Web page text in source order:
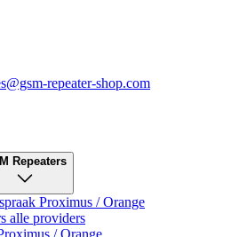
repeater-shop.com
Repeaters
Proximus / Orange
alle providers
/ Orange